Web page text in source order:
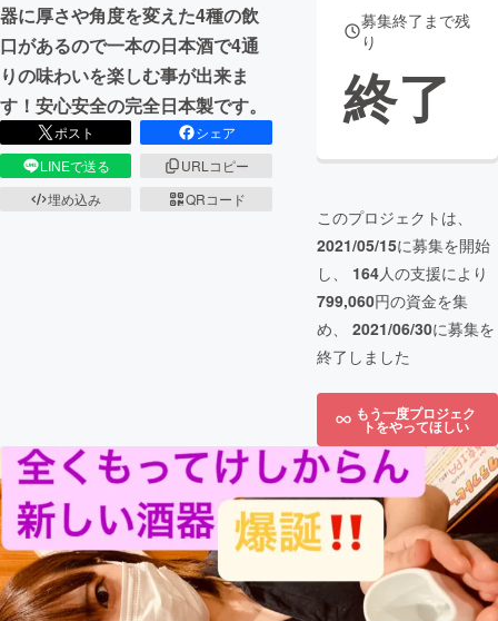
器に厚さや角度を変えた4種の飲
口があるので一本の日本酒で4通
りの味わいを楽しむ事が出来ま
す！安心安全の完全日本製です。
ポスト
シェア
LINEで送る
URLコピー
埋め込み
QRコード
募集終了まで残
り
終了
このプロジェクトは、
2021/05/15に募集を開始
し、 164人の支援により
799,060円の資金を集
め、 2021/06/30に募集を
終了しました
もう一度プロジェク
トをやってほしい